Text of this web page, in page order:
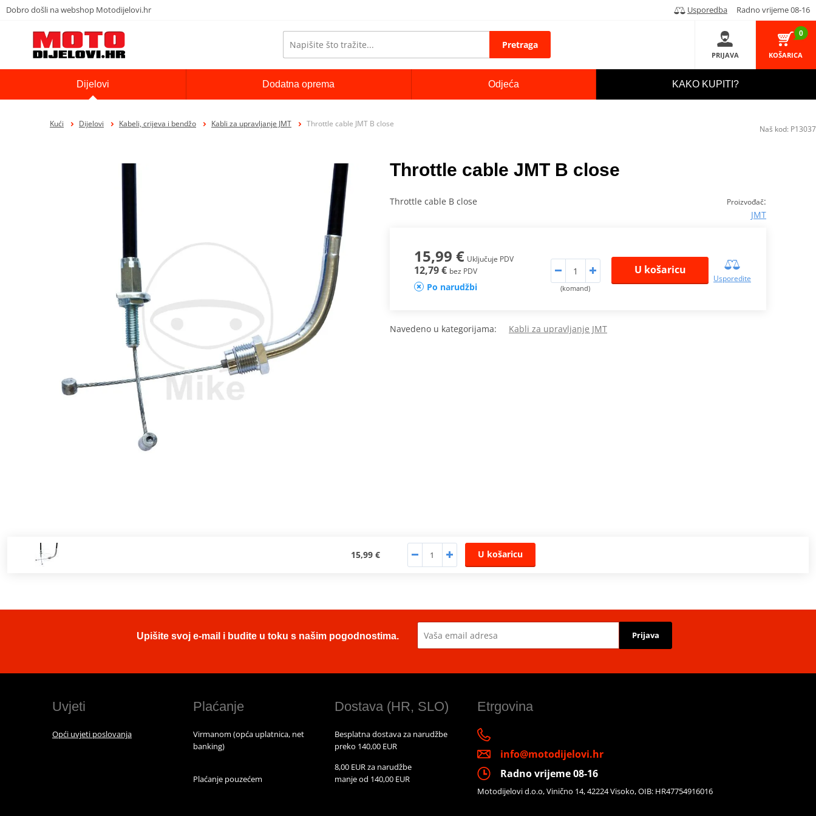
Dobro došli na webshop Motodijelovi.hr Usporedba Radno vrijeme 08-16
Pretraga
PRIJAVA
0
KOŠARICA
Dijelovi Dodatna oprema Odjeća KAKO KUPITI?
Kući Dijelovi Kabeli, crijeva i bendžo Kabli za upravljanje JMT Throttle cable JMT B close
Throttle cable JMT B close
Proizvođač:
JMT
Throttle cable B close
15,99 € Uključuje PDV
12,79 € bez PDV
Po narudžbi (komand)
U košaricu
Usporedite
Navedeno u kategorijama: Kabli za upravljanje JMT
15,99 € U košaricu
Naš kod: P13037
Upišite svoj e-mail i budite u toku s našim pogodnostima. Prijava
Uvjeti
Opći uvjeti poslovanja
Plaćanje
Virmanom (opća uplatnica, net
banking)
Plaćanje pouzećem
Dostava (HR, SLO)
Besplatna dostava za narudžbe
preko 140,00 EUR
8,00 EUR za narudžbe
manje od 140,00 EUR
Etrgovina
info@motodijelovi.hr
Radno vrijeme 08-16
Motodijelovi d.o.o, Vinično 14, 42224 Visoko, OIB: HR47754916016